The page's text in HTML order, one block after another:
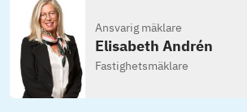
Ansvarig mäklare
Elisabeth Andrén
Fastighetsmäklare